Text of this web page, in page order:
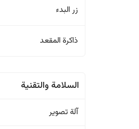
زر البدء
ذاكرة المقعد
السلامة والتقنية
آلة تصوير